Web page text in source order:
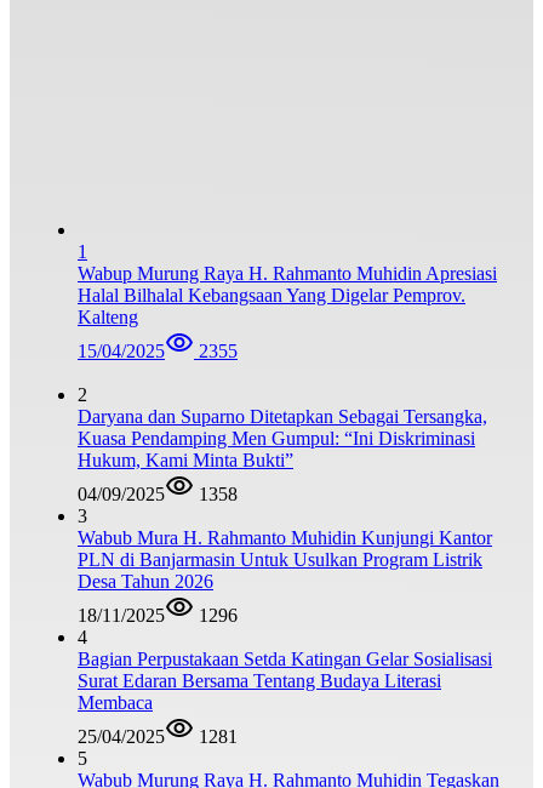
1
Wabup Murung Raya H. Rahmanto Muhidin Apresiasi
Halal Bilhalal Kebangsaan Yang Digelar Pemprov.
Kalteng
15/04/2025
2355
2
Daryana dan Suparno Ditetapkan Sebagai Tersangka,
Kuasa Pendamping Men Gumpul: “Ini Diskriminasi
Hukum, Kami Minta Bukti”
04/09/2025
1358
3
Wabub Mura H. Rahmanto Muhidin Kunjungi Kantor
PLN di Banjarmasin Untuk Usulkan Program Listrik
Desa Tahun 2026
18/11/2025
1296
4
Bagian Perpustakaan Setda Katingan Gelar Sosialisasi
Surat Edaran Bersama Tentang Budaya Literasi
Membaca
25/04/2025
1281
5
Wabub Murung Raya H. Rahmanto Muhidin Tegaskan